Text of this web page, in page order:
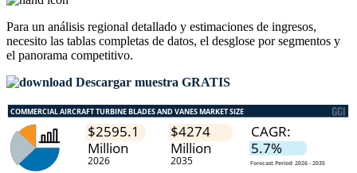
Para un análisis regional detallado y estimaciones de ingresos,
necesito las tablas completas de datos, el desglose por segmentos y
el panorama competitivo.
Descargar muestra GRATIS